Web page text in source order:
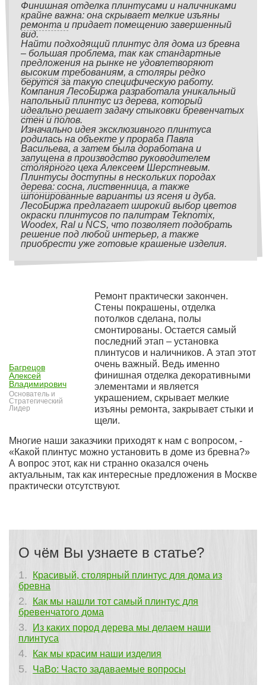
Финишная отделка плинтусами и наличниками
крайне важна: она скрывает мелкие изъяны
ремонта и придает помещению завершенный
вид.
Найти подходящий плинтус для дома из бревна
– большая проблема, так как стандартные
предложения на рынке не удовлетворяют
высоким требованиям, а столяры редко
берутся за такую специфическую работу.
Компания ЛесоБиржа разработала уникальный
напольный плинтус из дерева, который
идеально решает задачу стыковки бревенчатых
стен и полов.
Изначально идея эксклюзивного плинтуса
родилась на объекте у прораба Павла
Васильева, а затем была доработана и
запущена в производство руководителем
столярного цеха Алексеем Шерстневым.
Плинтусы доступны в нескольких породах
дерева: сосна, лиственница, а также
шпонированные варианты из ясеня и дуба.
ЛесоБиржа предлагает широкий выбор цветов
окраски плинтусов по палитрам Teknomix,
Woodex, Ral и NCS, что позволяет подобрать
решение под любой интерьер, а также
приобрести уже готовые крашеные изделия.
Багрецов
Алексей
Владимирович
Основатель и
Стратегический
Лидер
Ремонт практически закончен.
Стены покрашены, отделка
потолков сделана, полы
смонтированы. Остается самый
последний этап – установка
плинтусов и наличников. А этап этот
очень важный. Ведь именно
финишная отделка декоративными
элементами и является
украшением, скрывает мелкие
изъяны ремонта, закрывает стыки и
щели.
Многие наши заказчики приходят к нам с вопросом, -
«Какой плинтус можно установить в доме из бревна?»
А вопрос этот, как ни странно оказался очень
актуальным, так как интересные предложения в Москве
практически отсутствуют.
О чём Вы узнаете в статье?
Красивый, столярный плинтус для дома из
бревна
Как мы нашли тот самый плинтус для
бревенчатого дома
Из каких пород дерева мы делаем наши
плинтуса
Как мы красим наши изделия
ЧаВо: Часто задаваемые вопросы